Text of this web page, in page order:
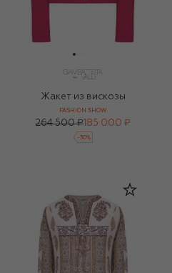
Жакет из вискозы
FASHION SHOW
264 500 ₽ 185 000 ₽
-30%